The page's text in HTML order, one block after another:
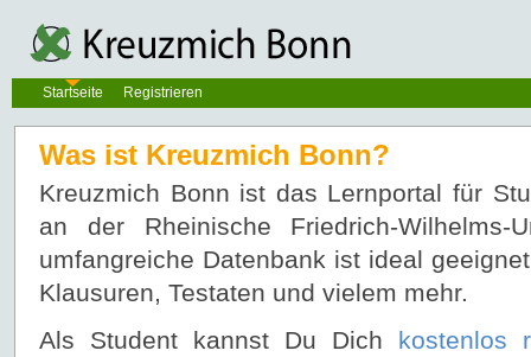
Startseite Registrieren
Was ist Kreuzmich Bonn?
Kreuzmich Bonn ist das Lernportal für
an der Rheinische Friedrich-Wilhelms-
umfangreiche Datenbank ist ideal
Klausuren, Testaten und vielem mehr.
Als Student kannst Du Dich kostenlos